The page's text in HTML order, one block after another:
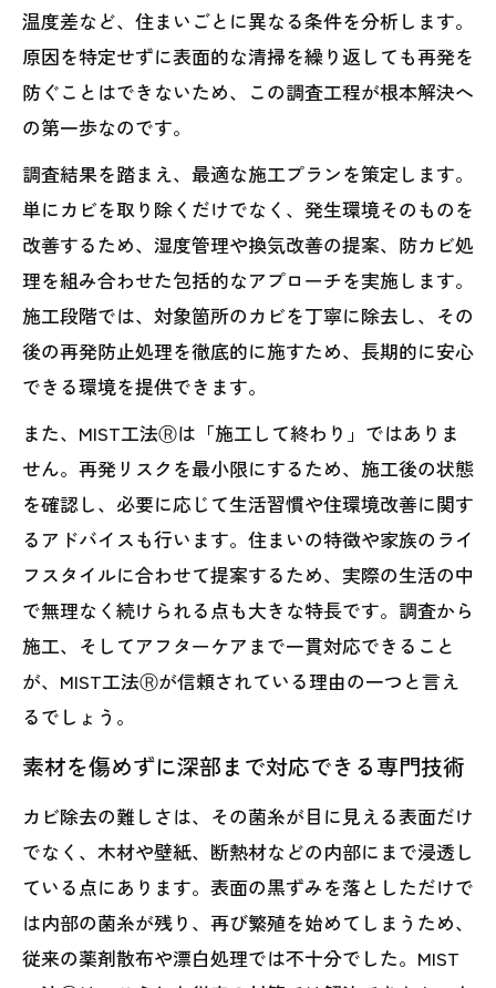
温度差など、住まいごとに異なる条件を分析します。
原因を特定せずに表面的な清掃を繰り返しても再発を
防ぐことはできないため、この調査工程が根本解決へ
の第一歩なのです。
調査結果を踏まえ、最適な施工プランを策定します。
単にカビを取り除くだけでなく、発生環境そのものを
改善するため、湿度管理や換気改善の提案、防カビ処
理を組み合わせた包括的なアプローチを実施します。
施工段階では、対象箇所のカビを丁寧に除去し、その
後の再発防止処理を徹底的に施すため、長期的に安心
できる環境を提供できます。
また、MIST工法Ⓡは「施工して終わり」ではありま
せん。再発リスクを最小限にするため、施工後の状態
を確認し、必要に応じて生活習慣や住環境改善に関す
るアドバイスも行います。住まいの特徴や家族のライ
フスタイルに合わせて提案するため、実際の生活の中
で無理なく続けられる点も大きな特長です。調査から
施工、そしてアフターケアまで一貫対応できること
が、MIST工法Ⓡが信頼されている理由の一つと言え
るでしょう。
素材を傷めずに深部まで対応できる専門技術
カビ除去の難しさは、その菌糸が目に見える表面だけ
でなく、木材や壁紙、断熱材などの内部にまで浸透し
ている点にあります。表面の黒ずみを落としただけで
は内部の菌糸が残り、再び繁殖を始めてしまうため、
従来の薬剤散布や漂白処理では不十分でした。MIST